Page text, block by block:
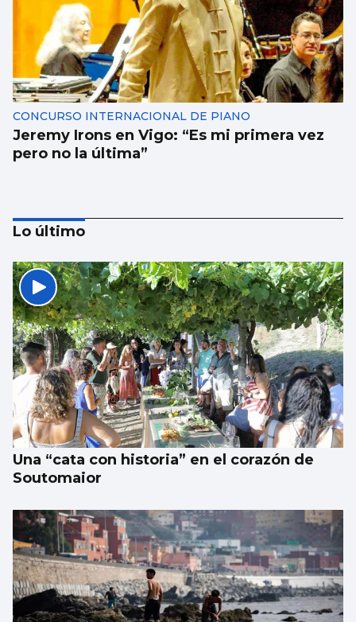
CONCURSO INTERNACIONAL DE PIANO
Jeremy Irons en Vigo: “Es mi primera vez
pero no la última”
Los talentos juveniles llevan la música a la
calle
Lo último
Una “cata con historia” en el corazón de
Soutomaior